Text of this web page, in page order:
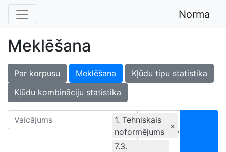
Norma
Meklēšana
Par korpusu Meklēšana
Kļūdu tipu statistika
Kļūdu kombināciju statistika
1. Tehniskais
noformējums
×
7.3.
Ekskluzīvi